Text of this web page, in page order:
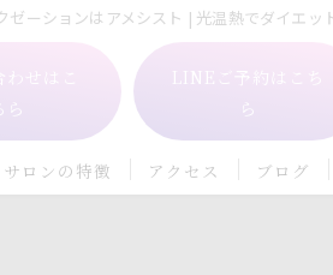
ゼーションはアメシスト | 光温熱でダイエッ
せはこ
ら
LINEご予約はこち
ら
ロンの特徴 アクセス ブログ